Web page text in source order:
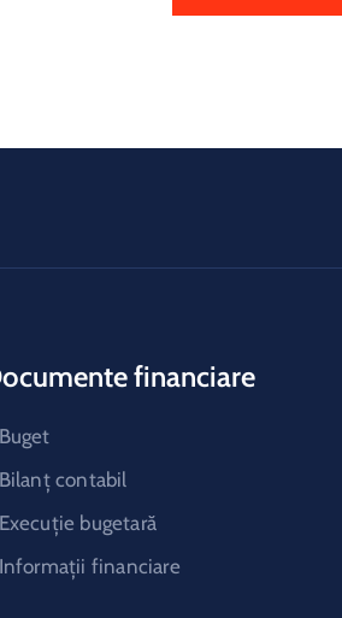
financiare
contabil
bugetară
financiare